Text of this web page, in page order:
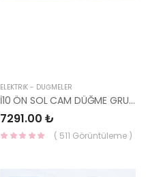
ELEKTRİK - DÜĞMELER
İ10 ÖN SOL CAM DÜĞME GRUBU 93570-B40104X-HMC
7291.00 ₺
( 511 Görüntüleme )